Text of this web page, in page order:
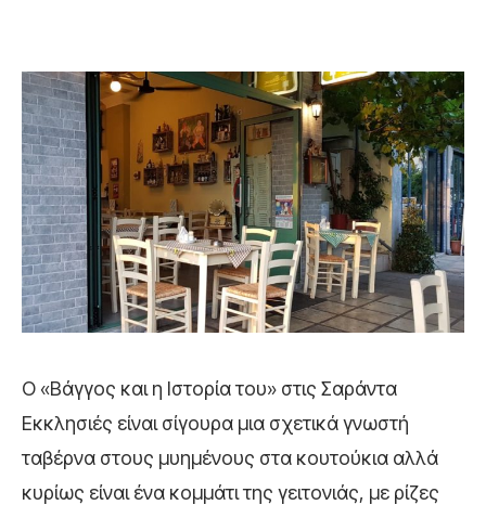
Ο «Βάγγος και η Ιστορία του» στις Σαράντα
Εκκλησιές είναι σίγουρα μια σχετικά γνωστή
ταβέρνα στους μυημένους στα κουτούκια αλλά
κυρίως είναι ένα κομμάτι της γειτονιάς, με ρίζες